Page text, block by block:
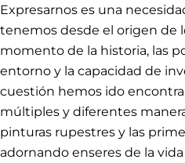
Expresarnos es una
tenemos desde el origen de
momento de la historia, las
entorno y la capacidad de
cuestión hemos ido
múltiples y diferentes
pinturas rupestres y las
adornando enseres de la